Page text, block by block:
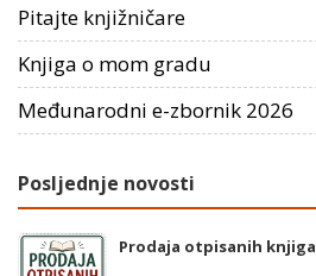
Pitajte knjižničare
Knjiga o mom gradu
Međunarodni e-zbornik 2026
Posljednje novosti
Prodaja otpisanih knjiga